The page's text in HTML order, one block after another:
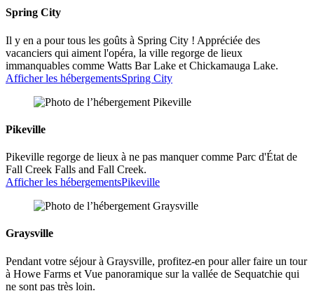
Spring City
Il y en a pour tous les goûts à Spring City ! Appréciée des
vacanciers qui aiment l'opéra, la ville regorge de lieux
immanquables comme Watts Bar Lake et Chickamauga Lake.
Afficher les hébergementsSpring City
Pikeville
Pikeville regorge de lieux à ne pas manquer comme Parc d'État de
Fall Creek Falls and Fall Creek.
Afficher les hébergementsPikeville
Graysville
Pendant votre séjour à Graysville, profitez-en pour aller faire un tour
à Howe Farms et Vue panoramique sur la vallée de Sequatchie qui
ne sont pas très loin.